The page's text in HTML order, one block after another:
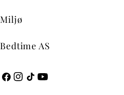
Miljø
Bedtime AS
Facebook
Instagram
TikTokYouTube